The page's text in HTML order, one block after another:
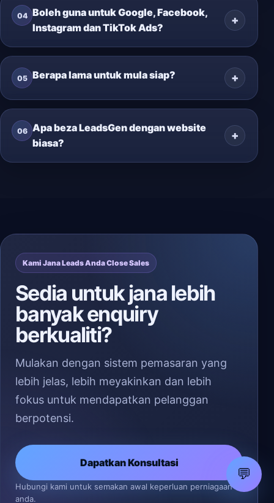
04 Boleh guna untuk Google, Facebook,
Instagram dan TikTok Ads?
05 Berapa lama untuk mula siap?
06 Apa beza LeadsGen dengan website
biasa?
Kami Jana Leads Anda Close Sales
Sedia untuk jana lebih
banyak enquiry
berkualiti?
Mulakan dengan sistem pemasaran yang
lebih jelas, lebih meyakinkan dan lebih
fokus untuk mendapatkan pelanggan
berpotensi.
Dapatkan Konsultasi
Hubungi kami untuk semakan awal keperluan perniagaan
anda.
💬